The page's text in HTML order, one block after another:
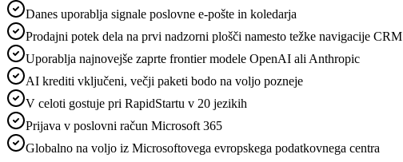
Danes uporablja signale poslovne e-pošte in koledarja
Prodajni potek dela na prvi nadzorni plošči namesto težke navigacije CRM
Uporablja najnovejše zaprte frontier modele OpenAI ali Anthropic
AI krediti vključeni, večji paketi bodo na voljo pozneje
V celoti gostuje pri RapidStartu v 20 jezikih
Prijava v poslovni račun Microsoft 365
Globalno na voljo iz Microsoftovega evropskega podatkovnega centra